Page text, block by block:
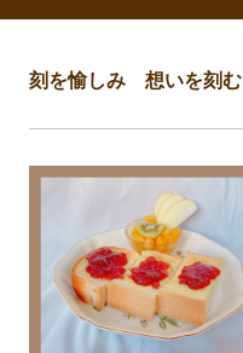
刻を愉しみ 想いを刻む